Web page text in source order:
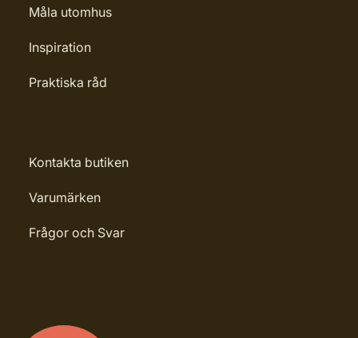
Måla utomhus
Inspiration
Praktiska råd
Kontakta butiken
Varumärken
Frågor och Svar